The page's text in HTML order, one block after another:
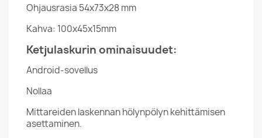
Ohjausrasia 54x73x28 mm
Kahva: 100x45x15mm
Ketjulaskurin ominaisuudet:
Android-sovellus
Nollaa
Mittareiden laskennan hölynpölyn kehittämisen
asettaminen.